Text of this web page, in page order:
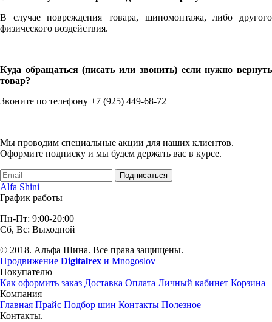
В случае повреждения товара, шиномонтажа, либо другого
физического воздействия.
Куда обращаться (писать или звонить) если нужно вернуть
товар?
Звоните по телефону +7 (925) 449-68-72
Мы проводим специальные акции для наших клиентов.
Оформите подписку и мы будем держать вас в курсе.
Подписаться
Alfa Shini
График работы
Пн-Пт: 9:00-20:00
Сб, Вс: Выходной
© 2018. Альфа Шина. Все права защищены.
Продвижение Digitalrex и Mnogoslov
Покупателю
Как оформить заказ Доставка Оплата Личный кабинет Корзина
Компания
Главная Прайс Подбор шин Контакты Полезное
Контакты.